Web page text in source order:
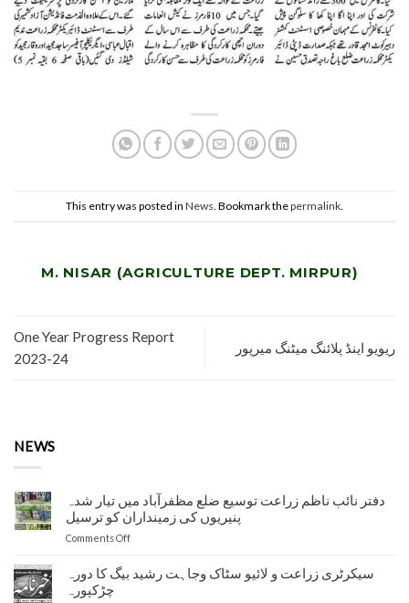
This entry was posted in News. Bookmark thepermalink.
M. NISAR (AGRICULTURE DEPT. MIRPUR)
One Year Progress Report
2023-24
ریویو اینڈ پلائنگ میٹنگ میرپور
NEWS
دفتر نائب ناظم زراعت توسیع ضلع مظفرآباد میں تیار شدہ
پنیریوں کی زمینداران کو ترسیل
Comments Offon
ناظم
سیکرٹری زراعت و لائیو سٹاک وجاہت رشید بیگ کا دورہ
چڑکپورہ